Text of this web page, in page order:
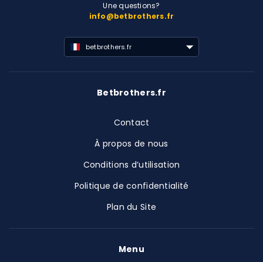
Une questions?
info@betbrothers.fr
betbrothers.fr
Betbrothers.fr
Contact
À propos de nous
Conditions d’utilisation
Politique de confidentialité
Plan du Site
Menu